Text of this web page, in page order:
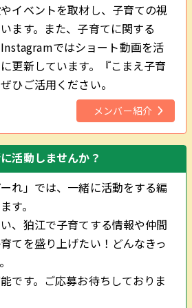
イベントを取材し、子育ての視
ます。また、子育てに関する
ではショート動画を活
更新しています。『こまえ子育
ひご活用ください。
メンバー紹介
活動しませんか？
れ」では、一緒に活動をする編
す。
、狛江で子育てする情報や仲間
てを盛り上げたい！どんなきっ
です。ご応募お待ちしておりま